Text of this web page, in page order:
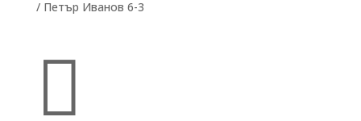
/ Петър Иванов 6-3
